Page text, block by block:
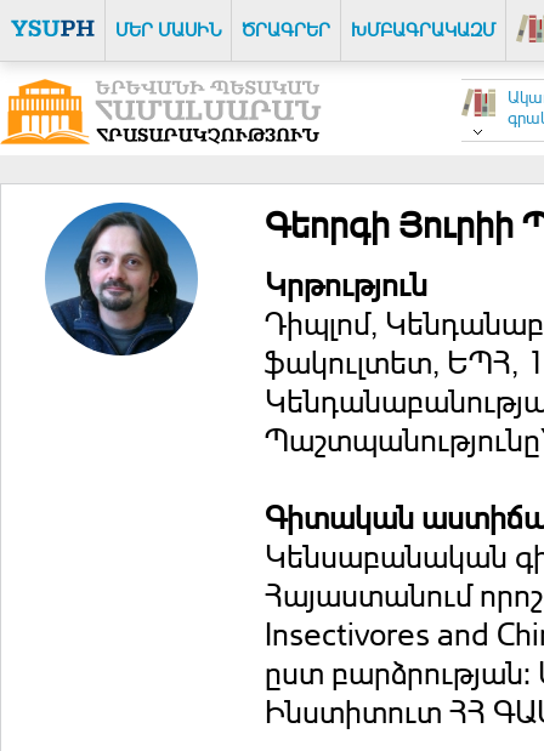
ՄԵՐ ՄԱՍԻՆ ԾՐԱԳՐԵՐ ԽՄԲԱԳՐԱԿԱԶՄ
Գեորգի Յուրիի
Կրթություն
Դիպլոմ,
ֆակուլտետ, ԵՊՀ,
Գիտական
Կենսաբանական
Հայաստանում
Insectivores and
ըստ
Ինստիտուտ ՀՀ